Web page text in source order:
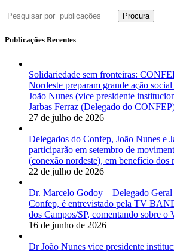
Procura
Publicações Recentes
Solidariedade sem fronteiras:
Nordeste preparam grande ação
João Nunes (vice presidente
Jarbas Ferraz (Delegado do
27 de julho de 2026
Delegados do Confep, João Nunes e
participarão em setembro de
(conexão nordeste), em benefício dos
22 de julho de 2026
Dr. Marcelo Godoy – Delegado
Confep, é entrevistado pela TV
dos Campos/SP, comentando sobre o
16 de junho de 2026
Dr João Nunes vice presidente